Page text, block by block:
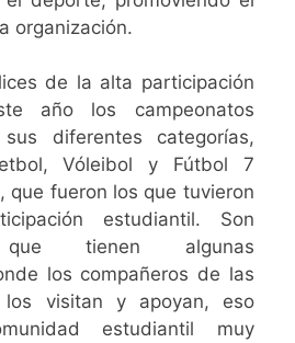
organización.
de la alta participación
año los campeonatos
diferentes categorías,
Vóleibol y Fútbol 7
que fueron los que tuvieron
estudiantil. Son
que tienen algunas
los compañeros de las
visitan y apoyan, eso
estudiantil muy